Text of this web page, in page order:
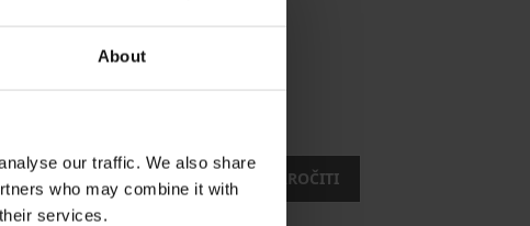
About
our traffic. We also share
who may combine it with
services.
ŽELIM SE NAROČITI